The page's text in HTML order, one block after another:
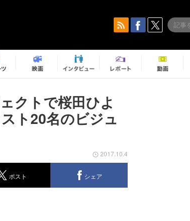
クトで桜田ひよ
ト20名のビジュ
2017.10.4
ポスト シェア